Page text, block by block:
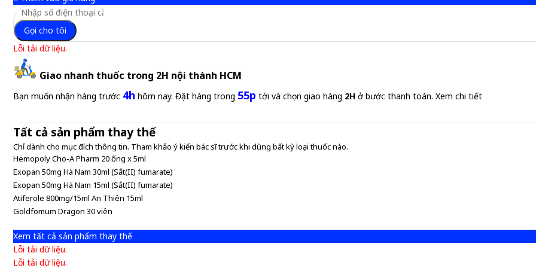
Gọi cho tôi
Lỗi tải dữ liệu.
Giao nhanh thuốc trong 2H nội thành HCM
Bạn muốn nhận hàng trước 4h hôm nay. Đặt hàng trong 55p tới và chọn giao hàng 2H ở bước thanh toán. Xem chi tiết
Tất cả sản phẩm thay thế
Chỉ dành cho mục đích thông tin. Tham khảo ý kiến bác sĩ trước khi dùng bất kỳ loại thuốc nào.
Hemopoly Cho-A Pharm 20 ống x 5ml
Exopan 50mg Hà Nam 30ml (Sắt(II) fumarate)
Exopan 50mg Hà Nam 15ml (Sắt(II) fumarate)
Atiferole 800mg/15ml An Thiên 15ml
Goldfomum Dragon 30 viên
Xem tất cả sản phẩm thay thế
Lỗi tải dữ liệu.
Lỗi tải dữ liệu.